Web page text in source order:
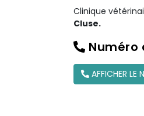
Clinique
Cluse.
Numéro
AFFICHER LE